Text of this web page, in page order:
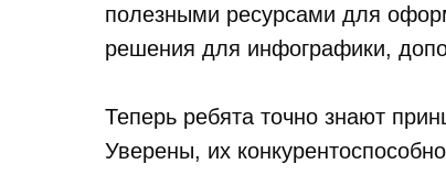
полезными ресурсами для
решения для инфографики,
Теперь ребята точно знают
Уверены, их